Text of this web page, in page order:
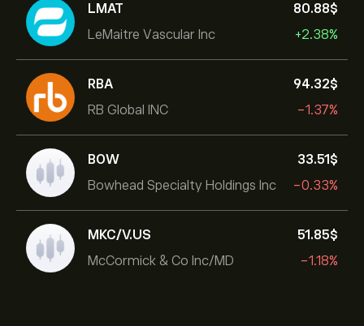
LMAT
LeMaitre Vascular Inc
80.88‎$‎
+2.38%
RBA
RB Global INC
94.32‎$‎
-1.37%
BOW
Bowhead Specialty Holdings Inc
33.51‎$‎
-0.33%
MKC/V.US
McCormick & Co Inc/MD
51.85‎$‎
-1.18%